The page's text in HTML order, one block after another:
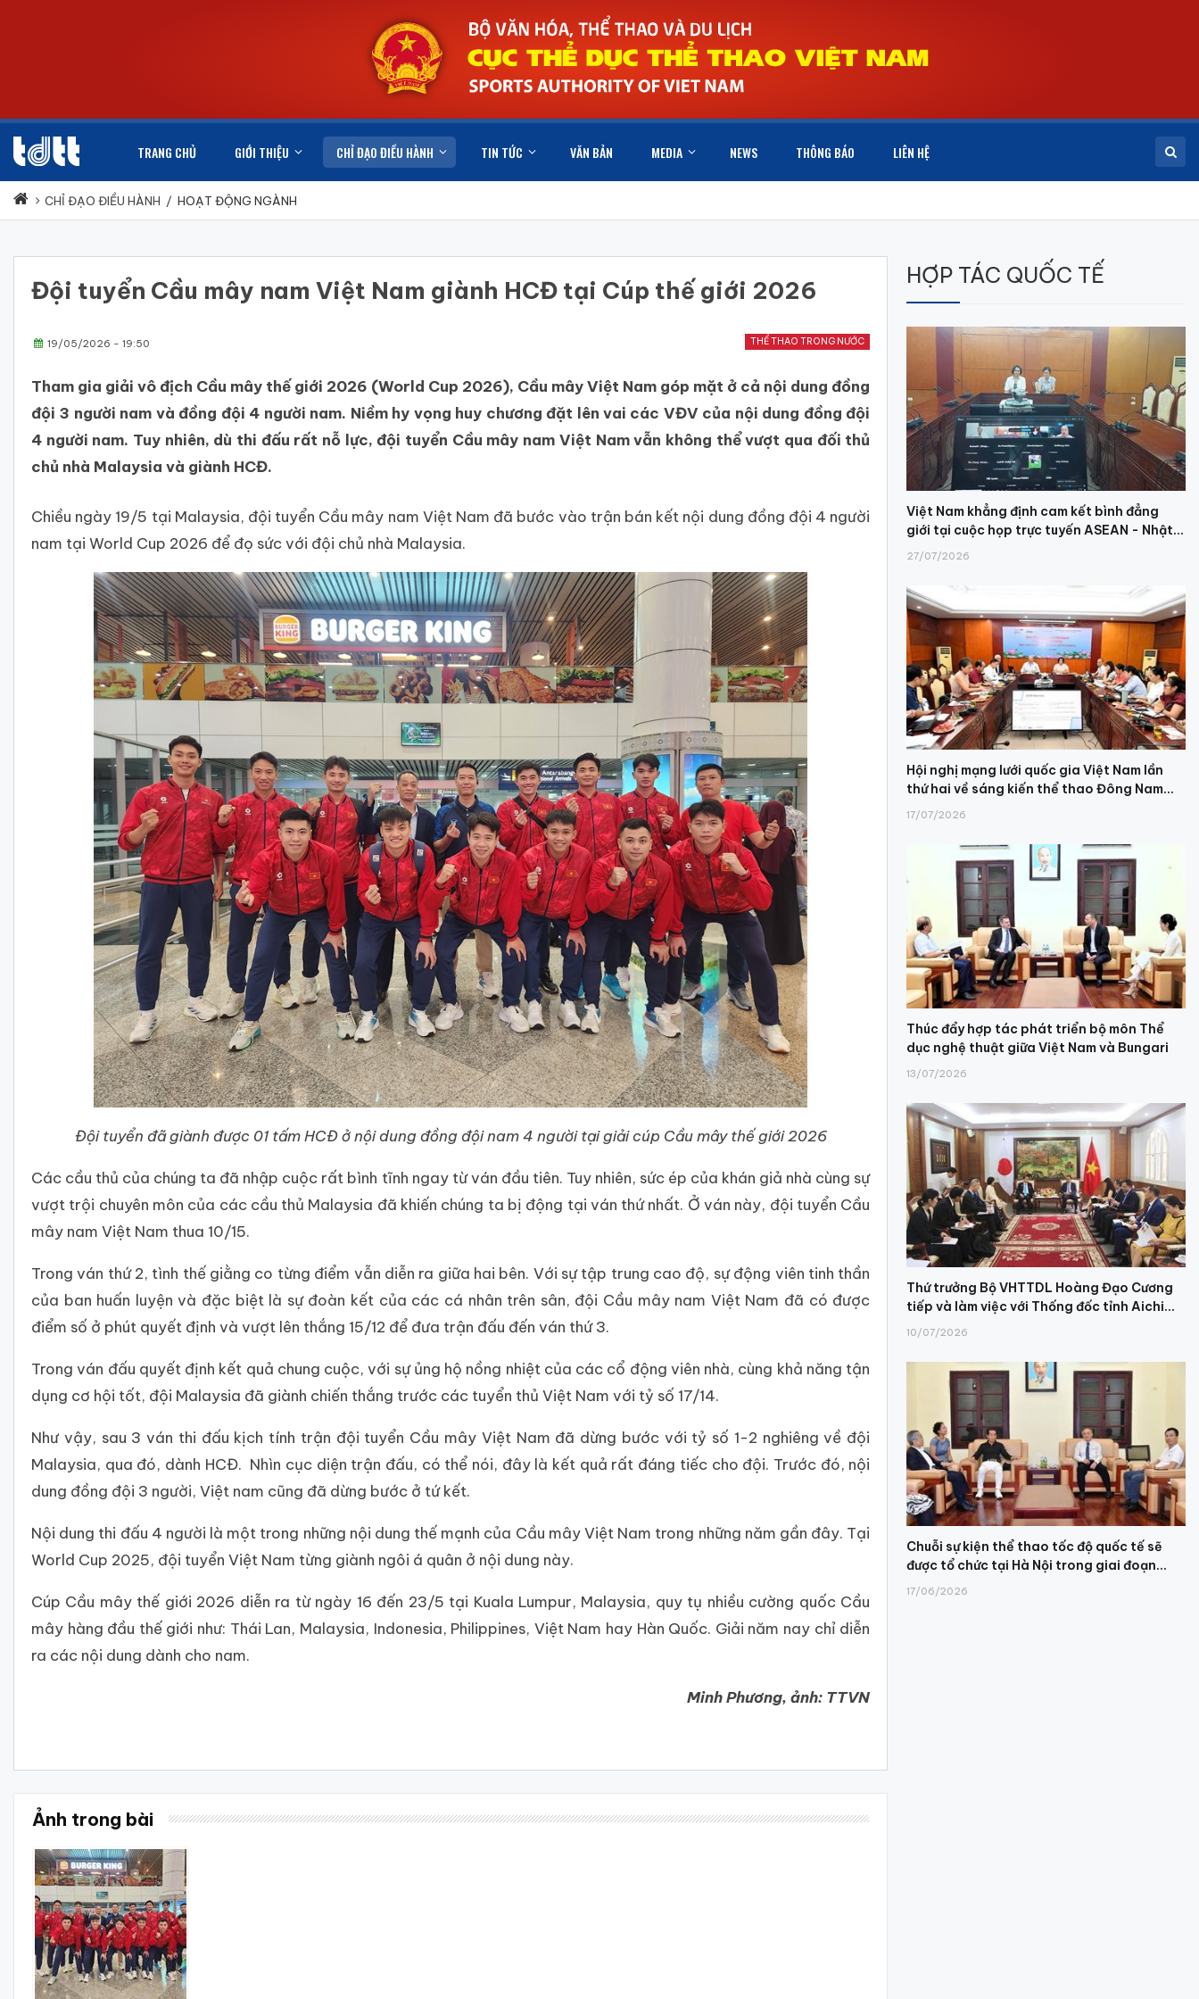
TRANG CHỦ GIỚI THIỆU CHỈ ĐẠO ĐIỀU HÀNH TIN TỨC VĂN BẢN MEDIA NEWS THÔNG BÁO LIÊN HỆ
CHỈ ĐẠO ĐIỀU HÀNH / HOẠT ĐỘNG NGÀNH
Đội tuyển Cầu mây nam Việt Nam giành HCĐ tại Cúp thế giới 2026
THỂ THAO TRONG NƯỚC
19/05/2026 - 19:50
Tham gia giải vô địch Cầu mây thế giới 2026 (World Cup 2026), Cầu mây Việt Nam góp mặt ở cả nội dung đồng
đội 3 người nam và đồng đội 4 người nam. Niềm hy vọng huy chương đặt lên vai các VĐV của nội dung đồng đội
4 người nam. Tuy nhiên, dù thi đấu rất nỗ lực, đội tuyển Cầu mây nam Việt Nam vẫn không thể vượt qua đối thủ
chủ nhà Malaysia và giành HCĐ.
Chiều ngày 19/5 tại Malaysia, đội tuyển Cầu mây nam Việt Nam đã bước vào trận bán kết nội dung đồng đội 4 người
nam tại World Cup 2026 để đọ sức với đội chủ nhà Malaysia.
Đội tuyển đã giành được 01 tấm HCĐ ở nội dung đồng đội nam 4 người tại giải cúp Cầu mây thế giới 2026
Các cầu thủ của chúng ta đã nhập cuộc rất bình tĩnh ngay từ ván đầu tiên. Tuy nhiên, sức ép của khán giả nhà cùng sự
vượt trội chuyên môn của các cầu thủ Malaysia đã khiến chúng ta bị động tại ván thứ nhất. Ở ván này, đội tuyển Cầu
mây nam Việt Nam thua 10/15.
Trong ván thứ 2, tình thế giằng co từng điểm vẫn diễn ra giữa hai bên. Với sự tập trung cao độ, sự động viên tinh thần
của ban huấn luyện và đặc biệt là sự đoàn kết của các cá nhân trên sân, đội Cầu mây nam Việt Nam đã có được
điểm số ở phút quyết định và vượt lên thắng 15/12 để đưa trận đấu đến ván thứ 3.
Trong ván đấu quyết định kết quả chung cuộc, với sự ủng hộ nồng nhiệt của các cổ động viên nhà, cùng khả năng tận
dụng cơ hội tốt, đội Malaysia đã giành chiến thắng trước các tuyển thủ Việt Nam với tỷ số 17/14.
Như vậy, sau 3 ván thi đấu kịch tính trận đội tuyển Cầu mây Việt Nam đã dừng bước với tỷ số 1-2 nghiêng về đội
Malaysia, qua đó, dành HCĐ. Nhìn cục diện trận đấu, có thể nói, đây là kết quả rất đáng tiếc cho đội. Trước đó, nội
dung đồng đội 3 người, Việt nam cũng đã dừng bước ở tứ kết.
Nội dung thi đấu 4 người là một trong những nội dung thế mạnh của Cầu mây Việt Nam trong những năm gần đây. Tại
World Cup 2025, đội tuyển Việt Nam từng giành ngôi á quân ở nội dung này.
Cúp Cầu mây thế giới 2026 diễn ra từ ngày 16 đến 23/5 tại Kuala Lumpur, Malaysia, quy tụ nhiều cường quốc Cầu
mây hàng đầu thế giới như: Thái Lan, Malaysia, Indonesia, Philippines, Việt Nam hay Hàn Quốc. Giải năm nay chỉ diễn
ra các nội dung dành cho nam.
Minh Phương, ảnh: TTVN
Ảnh trong bài
HỢP TÁC QUỐC TẾ
Việt Nam khẳng định cam kết bình đẳng
giới tại cuộc họp trực tuyến ASEAN - Nhật...
27/07/2026
Hội nghị mạng lưới quốc gia Việt Nam lần
thứ hai về sáng kiến thể thao Đông Nam...
17/07/2026
Thúc đẩy hợp tác phát triển bộ môn Thể
dục nghệ thuật giữa Việt Nam và Bungari
13/07/2026
Thứ trưởng Bộ VHTTDL Hoàng Đạo Cương
tiếp và làm việc với Thống đốc tỉnh Aichi...
10/07/2026
Chuỗi sự kiện thể thao tốc độ quốc tế sẽ
được tổ chức tại Hà Nội trong giai đoạn...
17/06/2026